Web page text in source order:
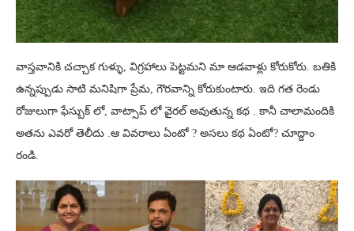
వాస్తవానికి చచ్చాక గుళ్ళు, విగ్రహాలు పెట్టమని మా ఆడవాళ్లు కోరుకోరు. బతికి
ఉన్నప్పుడు సాటి మనిషిగా ప్రేమ, గౌరవాన్ని కోరుకుంటారు. ఇది గత రెండు
రోజులుగా ఫేస్బుక్ లో, వాట్సాప్ లో వైరల్ అవుతున్న కథ . కానీ చాలామందికి
అతను ఎవరో తెలీదు .ఆ వివరాలు ఏంటో ? అసలు కథ ఏంటో? చూద్దాం
రండి.